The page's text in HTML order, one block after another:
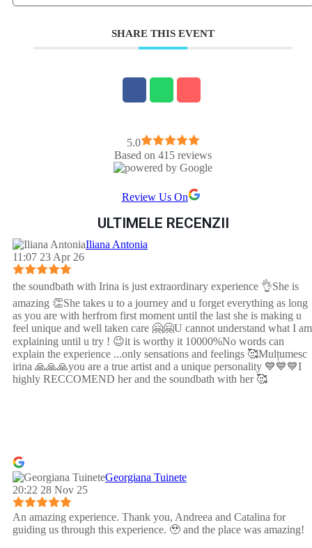
SHARE THIS EVENT
5.0
Based on 415 reviews
Review Us On
ULTIMELE RECENZII
Iliana Antonia
11:07 23 Apr 26
the soundbath with Irina is just extraordinary experience 👌She is
amazing 👏She takes u to a journey and u forget everything as long
as you are with herfrom first moment until the last she is making u
feel unique and well taken care 🤗🤗U cannot understand what I am
explaining until u try ! 😉it is worthy it 10000%No words can
explain the experience ...only sensations and feelings 🥰Mulțumesc
irina 🙏🙏🙏you are a true artist and a unique personality 💙💙💙I
highly RECCOMEND her and the soundbath with her 🥰
Georgiana Tuinete
20:22 28 Nov 25
An amazing experience. Thank you, Andreea and Catalina for
guiding us through this experience. 🥹 and the place was amazing!